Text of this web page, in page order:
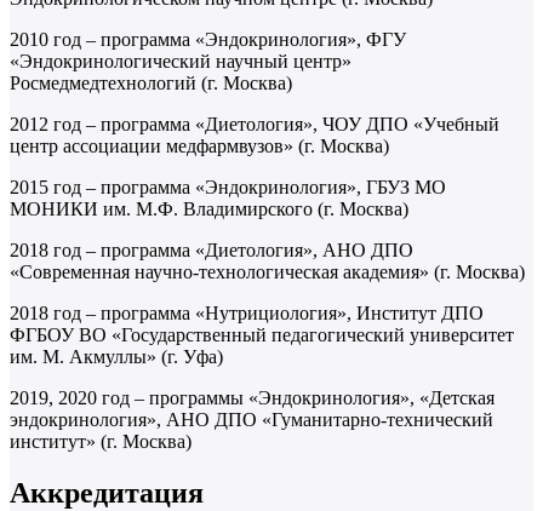
2010 год – программа «Эндокринология», ФГУ
«Эндокринологический научный центр»
Росмедмедтехнологий (г. Москва)
2012 год – программа «Диетология», ЧОУ ДПО «Учебный
центр ассоциации медфармвузов» (г. Москва)
2015 год – программа «Эндокринология», ГБУЗ МО
МОНИКИ им. М.Ф. Владимирского (г. Москва)
2018 год – программа «Диетология», АНО ДПО
«Современная научно-технологическая академия» (г. Москва)
2018 год – программа «Нутрициология», Институт ДПО
ФГБОУ ВО «Государственный педагогический университет
им. М. Акмуллы» (г. Уфа)
2019, 2020 год – программы «Эндокринология», «Детская
эндокринология», АНО ДПО «Гуманитарно-технический
институт» (г. Москва)
Аккредитация